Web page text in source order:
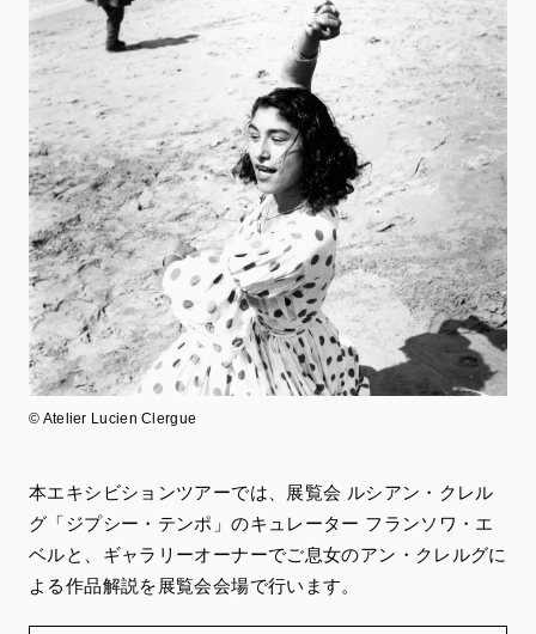
© Atelier Lucien Clergue
本エキシビションツアーでは、展覧会 ルシアン・クレル
グ「ジプシー・テンポ」のキュレーター フランソワ・エ
ベルと、ギャラリーオーナーでご息女のアン・クレルグに
よる作品解説を展覧会会場で行います。